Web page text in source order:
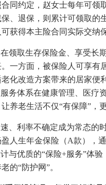
同约定，赵女士每年可领
、退保，则累计可领取的
获得本主险合同实际交纳
领取生存保险金、享受长
一方面，被保险人可享
化改造方案带来的居家
务体系在健康管理、医疗
养老生活不仅“有保障”，
、利率不确定成为常态的
人生年金保险（A款），
与优质的“保险+服务”体
的“防护网”。